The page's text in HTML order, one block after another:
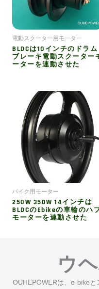
電動スクーター用モーター
BLDCは10インチのドラム
ブレーキ電動スクーター
ーターを連動させた
バイク用モーター
250W 350W 14インチは
BLDCのebikeの車輪のハ
モーターを連動させた
ウ
OUHEPOWERは、e-bike